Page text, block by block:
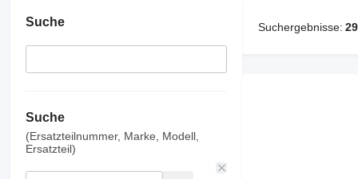
Suche
Suche
(Ersatzteilnummer, Marke, Modell,
Ersatzteil)
Suchergebnisse: